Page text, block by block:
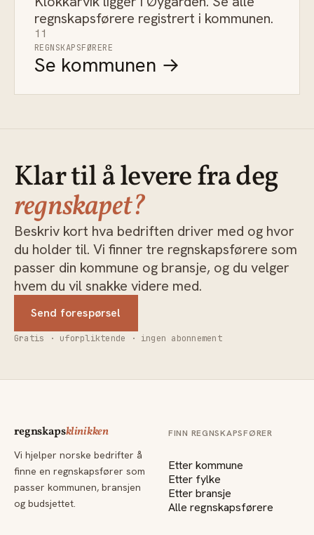
regnskapsførere registrert i kommunen.
11
REGNSKAPSFØRERE
Se kommunen →
Klar til å levere fra deg
regnskapet?
Beskriv kort hva bedriften driver med og hvor
du holder til. Vi finner tre regnskapsførere som
passer din kommune og bransje, og du velger
hvem du vil snakke videre med.
Send forespørsel
Gratis · uforpliktende · ingen abonnement
regnskapsklinikken
Vi hjelper norske bedrifter å
finne en regnskapsfører som
passer kommunen, bransjen
og budsjettet.
FINN REGNSKAPSFØRER
Etter kommune
Etter fylke
Etter bransje
Alle regnskapsførere